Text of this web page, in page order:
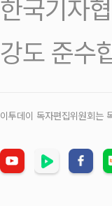
한국기자
강도 준수
이투데이 독자편집위원회는